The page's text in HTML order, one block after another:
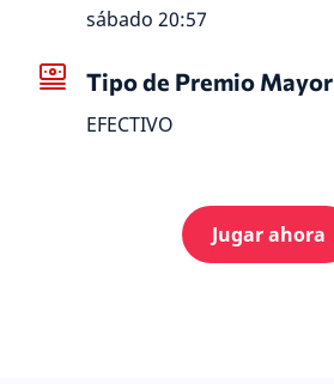
sábado 20:57
Tipo de Premio Mayor
EFECTIVO
Jugar ahora